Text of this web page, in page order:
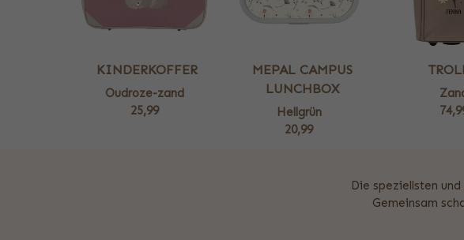
KINDERKOFFER
Oudroze-zand
25,99
MEPAL CAMPUS
LUNCHBOX
Hellgrün
20,99
Die speziellsten
Gemeinsam